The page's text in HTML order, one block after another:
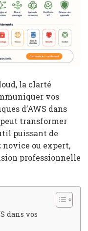
la clarté
vos
d’AWS dans
transformer
puissant de
novice ou expert,
professionnelle
dans vos